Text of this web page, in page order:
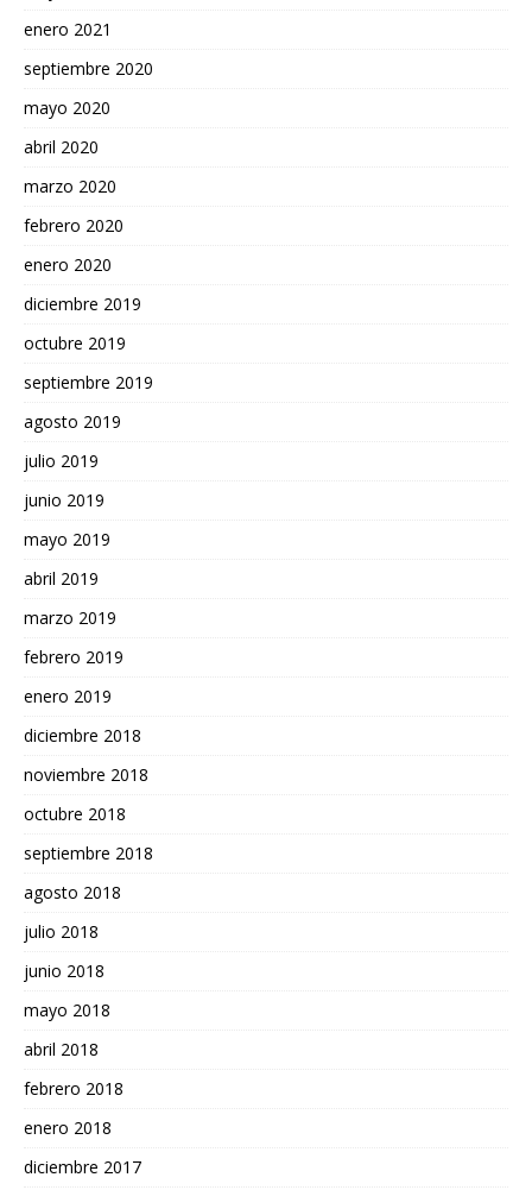
enero 2021
septiembre 2020
mayo 2020
abril 2020
marzo 2020
febrero 2020
enero 2020
diciembre 2019
octubre 2019
septiembre 2019
agosto 2019
julio 2019
junio 2019
mayo 2019
abril 2019
marzo 2019
febrero 2019
enero 2019
diciembre 2018
noviembre 2018
octubre 2018
septiembre 2018
agosto 2018
julio 2018
junio 2018
mayo 2018
abril 2018
febrero 2018
enero 2018
diciembre 2017